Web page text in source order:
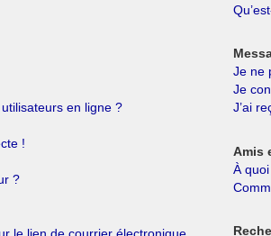
en ligne ?
!
?
Je ne
Je
J’ai
Amis
À